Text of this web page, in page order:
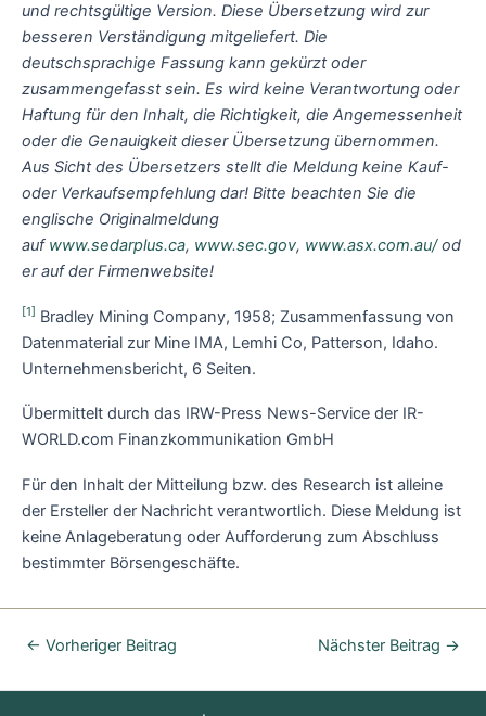
und rechtsgültige Version. Diese Übersetzung wird zur
besseren Verständigung mitgeliefert. Die
deutschsprachige Fassung kann gekürzt oder
zusammengefasst sein. Es wird keine Verantwortung oder
Haftung für den Inhalt, die Richtigkeit, die Angemessenheit
oder die Genauigkeit dieser Übersetzung übernommen.
Aus Sicht des Übersetzers stellt die Meldung keine Kauf-
oder Verkaufsempfehlung dar! Bitte beachten Sie die
englische Originalmeldung
auf www.sedarplus.ca, www.sec.gov, www.asx.com.au/od
er auf der Firmenwebsite!
[1] Bradley Mining Company, 1958; Zusammenfassung von
Datenmaterial zur Mine IMA, Lemhi Co, Patterson, Idaho.
Unternehmensbericht, 6 Seiten.
Übermittelt durch das IRW-Press News-Service der IR-
WORLD.com Finanzkommunikation GmbH
Für den Inhalt der Mitteilung bzw. des Research ist alleine
der Ersteller der Nachricht verantwortlich. Diese Meldung ist
keine Anlageberatung oder Aufforderung zum Abschluss
bestimmter Börsengeschäfte.
← Vorheriger Beitrag Nächster Beitrag →